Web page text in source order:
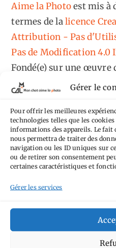
Gérer le
Pour offrir les meilleures
technologies telles que les
informations des appareils. Le fait
nous permettra de traiter des
navigation ou les ID uniques sur
ou de retirer son consentement
certaines caractéristiques et
Gérer les services
Aime la Photoest mis à
termes de lalicence
Attribution - Pas
Pas de Modification
Fondé(e) sur une œuvre
Tags
AilleursAimez-vous
Anti tourisme
La